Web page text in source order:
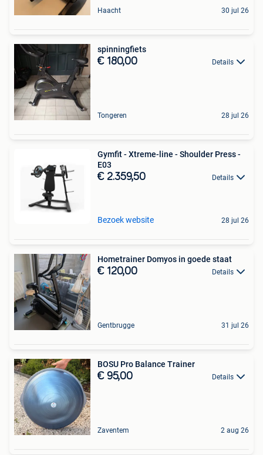
Haacht 30 jul 26
spinningfiets
€ 180,00 Details
Tongeren 28 jul 26
Gymfit - Xtreme-line - Shoulder Press -
E03
€ 2.359,50 Details
Bezoek website 28 jul 26
Hometrainer Domyos in goede staat
€ 120,00 Details
Gentbrugge 31 jul 26
BOSU Pro Balance Trainer
€ 95,00 Details
Zaventem 2 aug 26